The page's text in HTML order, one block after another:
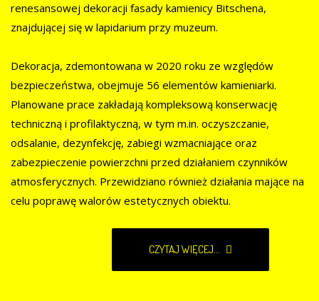
renesansowej dekoracji fasady kamienicy Bitschena,
znajdującej się w lapidarium przy muzeum.
Dekoracja, zdemontowana w 2020 roku ze względów
bezpieczeństwa, obejmuje 56 elementów kamieniarki.
Planowane prace zakładają kompleksową konserwację
techniczną i profilaktyczną, w tym m.in. oczyszczanie,
odsalanie, dezynfekcję, zabiegi wzmacniające oraz
zabezpieczenie powierzchni przed działaniem czynników
atmosferycznych. Przewidziano również działania mające na
celu poprawę walorów estetycznych obiektu.
CZYTAJ WIĘCEJ...